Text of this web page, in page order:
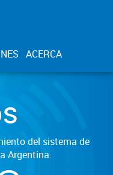
ACERCA
del sistema de
Argentina.